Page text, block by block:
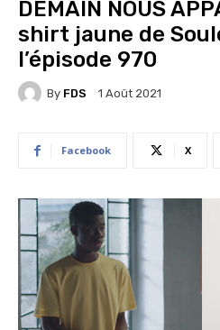
DEMAIN NOUS
shirt jaune de
l’épisode 970
By FDS 1 Août 2021
Facebook X